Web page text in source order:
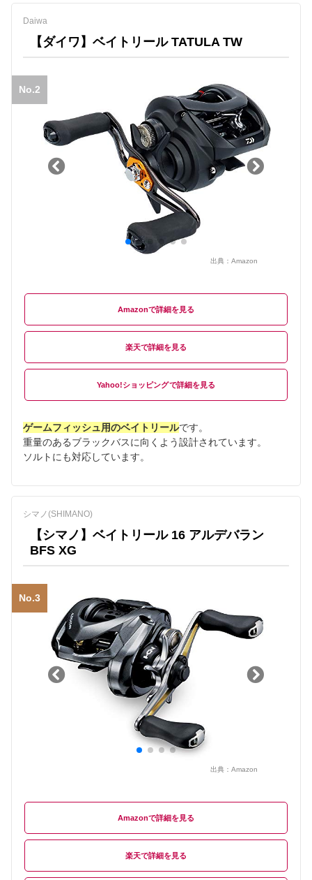
Daiwa
【ダイワ】ベイトリール TATULA TW
No.2
出典： Amazon
Amazon
楽天
Yahoo!ショッピング
ゲームフィッシュ用のベイトリールです。
重量のあるブラックバスに向くよう設計されています。
ソルトにも対応しています。
シマノ(SHIMANO)
【シマノ】ベイトリール 16 アルデバラン
BFS XG
No.3
出典： Amazon
Amazon
楽天